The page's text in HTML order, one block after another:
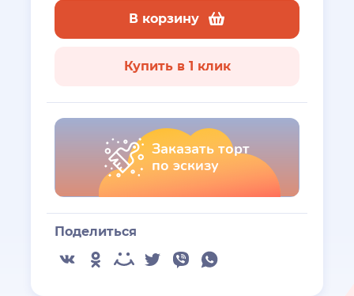
В корзину
Купить в 1 клик
Заказать торт
по эскизу
Поделиться